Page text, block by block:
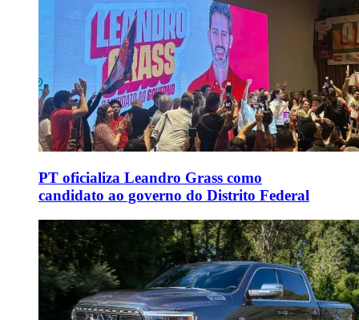
PT oficializa Leandro Grass como
candidato ao governo do Distrito Federal